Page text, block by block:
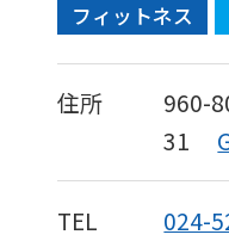
フィットネス
住所 960-
31
TEL 024-